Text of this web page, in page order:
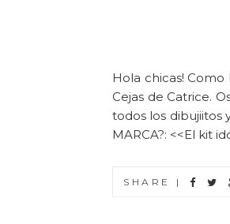
Hola chicas!
Cejas de Catrice.
todos los dibujiitos
MARCA?: <<El kit
SHARE |